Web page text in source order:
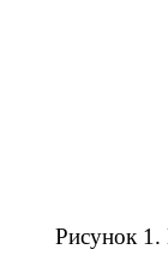
Рисунок 1.